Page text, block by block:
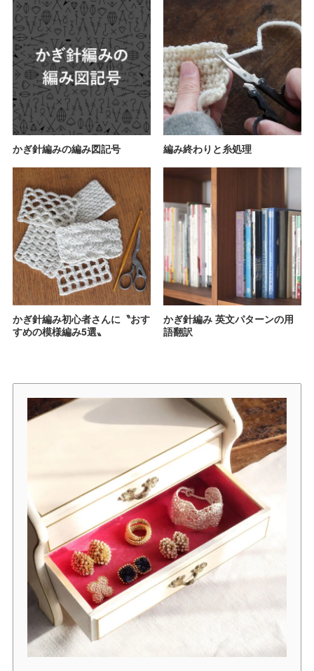
かぎ針編みの編み図記号 編み終わりと糸処理
かぎ針編み初心者さんに〝おす
すめの模様編み5選〟
かぎ針編み 英文パターンの用
語翻訳